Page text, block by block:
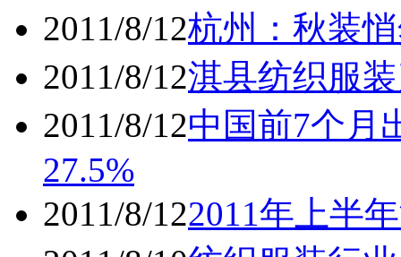
2011/8/12杭州：秋装
2011/8/12淇县纺织服
2011/8/12中国前7个月
27.5%
2011/8/122011年上半